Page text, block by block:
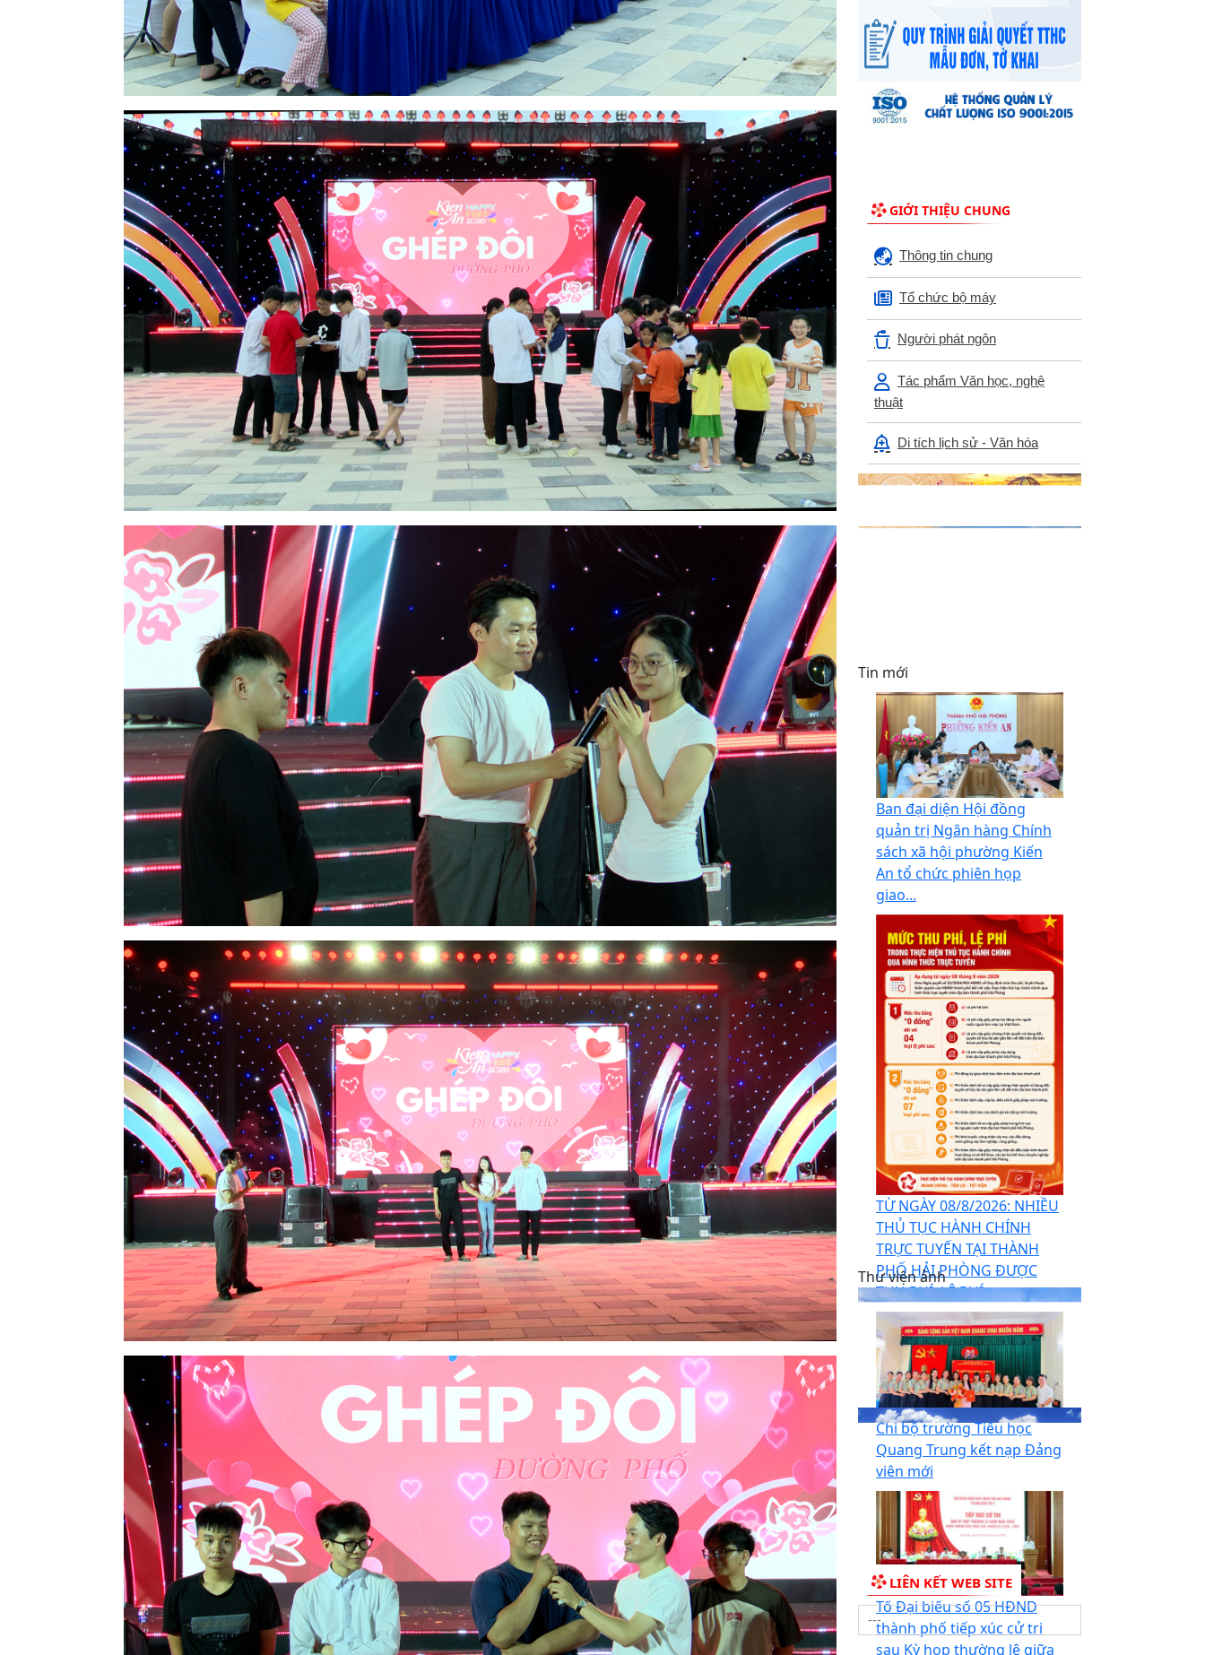
GIỚI THIỆU CHUNG
Thông tin chung
Tổ chức bộ máy
Người phát ngôn
Tác phẩm Văn học, nghệ
thuật
Di tích lịch sử - Văn hóa
Tin mới
Ban đại diện Hội đồng
quản trị Ngân hàng Chính
sách xã hội phường Kiến
An tổ chức phiên họp
giao...
TỪ NGÀY 08/8/2026: NHIỀU
THỦ TỤC HÀNH CHÍNH
TRỰC TUYẾN TẠI THÀNH
PHỐ HẢI PHÒNG ĐƯỢC
THU PHÍ, LỆ PHÍ...
Chi bộ trường Tiểu học
Quang Trung kết nạp Đảng
viên mới
Tổ Đại biểu số 05 HĐND
thành phố tiếp xúc cử tri
sau Kỳ họp thường lệ giữa
Thư viện ảnh
LIÊN KẾT WEB SITE